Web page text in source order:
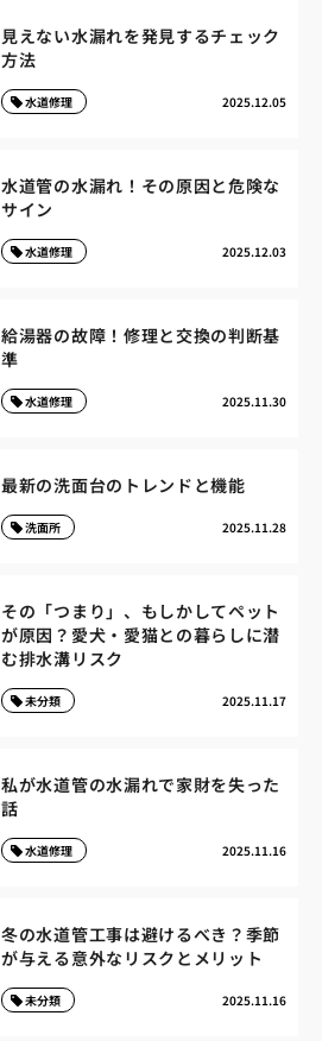
見えない水漏れを発見するチェック
方法
2025.12.05
水道修理
水道管の水漏れ！その原因と危険な
サイン
2025.12.03
水道修理
給湯器の故障！修理と交換の判断基
準
2025.11.30
水道修理
最新の洗面台のトレンドと機能
2025.11.28
洗面所
その「つまり」、もしかしてペット
が原因？愛犬・愛猫との暮らしに潜
む排水溝リスク
2025.11.17
未分類
私が水道管の水漏れで家財を失った
話
2025.11.16
水道修理
冬の水道管工事は避けるべき？季節
が与える意外なリスクとメリット
2025.11.16
未分類